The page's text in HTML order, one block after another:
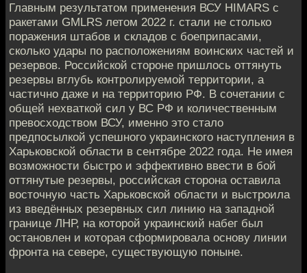
Главным результатом применения ВСУ HIMARS с
ракетами GMLRS летом 2022 г. стали не столько
поражения штабов и складов с боеприпасами,
сколько удары по расположениям воинских частей и
резервов. Российской стороне пришлось оттянуть
резервы вглубь контролируемой территории, а
частично даже и на территорию РФ. В сочетании с
общей нехваткой сил у ВС РФ и количественным
превосходством ВСУ, именно это стало
предпосылкой успешного украинского наступления в
Харьковской области в сентябре 2022 года. Не имея
возможности быстро и эффективно ввести в бой
оттянутые резервы, российская сторона оставила
восточную часть Харьковской области и выстроила
из введённых резервных сил линию на западной
границе ЛНР, на которой украинский набег был
остановлен и которая сформировала основу линии
фронта на севере, существующую поныне.